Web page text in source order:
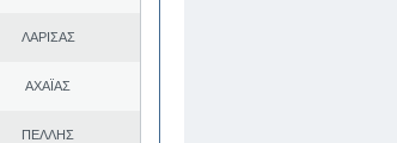
ΛΑΡΙΣΑΣ
ΑΧΑΪΑΣ
ΠΕΛΛΗΣ